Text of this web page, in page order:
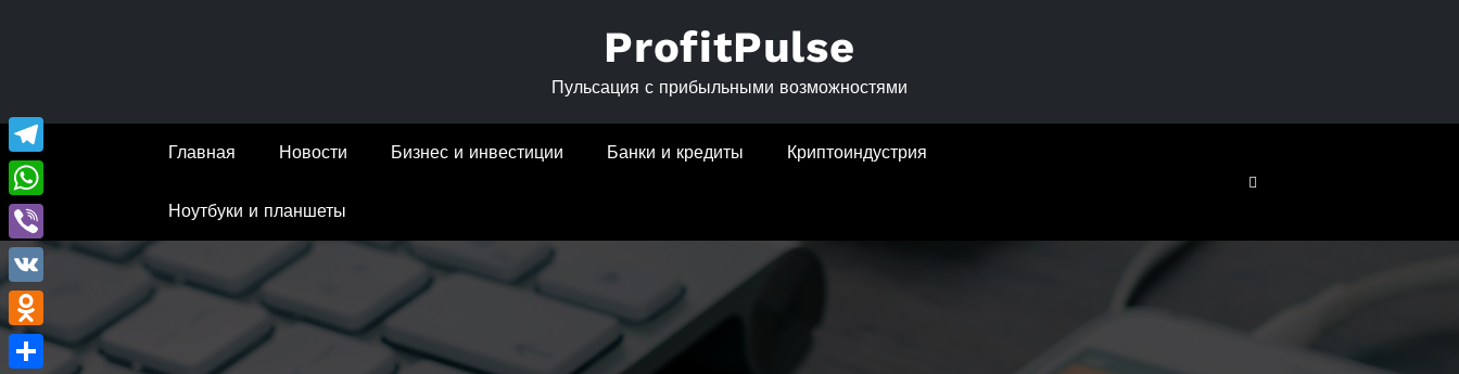
ProfitPulse
Пульсация с прибыльными возможностями
Главная Новости Бизнес и инвестиции Банки и кредиты Криптоиндустрия
Ноутбуки и планшеты
Telegram
WhatsApp
Viber
VK
Odnoklassniki